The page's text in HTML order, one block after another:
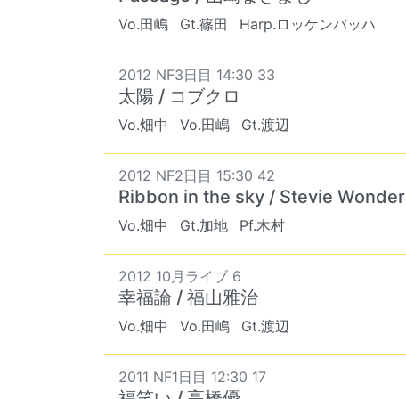
Vo.田嶋 Gt.篠田 Harp.ロッケンバッハ
2012 NF3日目 14:30 33
太陽 / コブクロ
Vo.畑中 Vo.田嶋 Gt.渡辺
2012 NF2日目 15:30 42
Ribbon in the sky / Stevie Wonder
Vo.畑中 Gt.加地 Pf.木村
2012 10月ライブ 6
幸福論 / 福山雅治
Vo.畑中 Vo.田嶋 Gt.渡辺
2011 NF1日目 12:30 17